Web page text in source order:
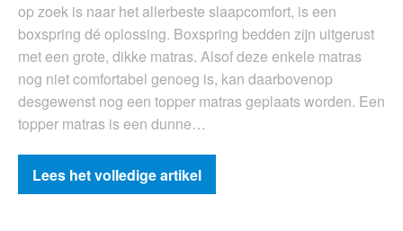
op zoek is naar het allerbeste slaapcomfort, is een
boxspring dé oplossing. Boxspring bedden zijn uitgerust
met een grote, dikke matras. Alsof deze enkele matras
nog niet comfortabel genoeg is, kan daarbovenop
desgewenst nog een topper matras geplaats worden. Een
topper matras is een dunne…
Lees het volledige artikel